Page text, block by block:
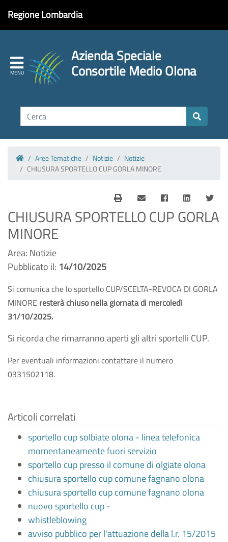
Regione Lombardia
Azienda Speciale
Consortile Medio Olona
Homepage
Aree Tematiche Notizie
Notizie
CHIUSURA SPORTELLO CUP GORLA MINORE
CHIUSURA SPORTELLO CUP GORLA
MINORE
Area: Notizie
Pubblicato il: 14/10/2025
Si comunica che lo sportello CUP/SCELTA-REVOCA DI GORLA
MINORE resterà chiuso nella giornata di mercoledì
31/10/2025.
Si ricorda che rimarranno aperti gli altri sportelli CUP.
Per eventuali informazioni contattare il numero
0331502118.
Articoli correlati
sportello cup solbiate olona - linea telefonica
momentaneamente fuori servizio
sportello cup presso il comune di olgiate olona
chiusura sportello cup comune fagnano olona
chiusura sportello cup comune fagnano olona
nuovo sportello cup -
whistleblowing
avviso pubblico per l'attuazione della l.r. 15/2015